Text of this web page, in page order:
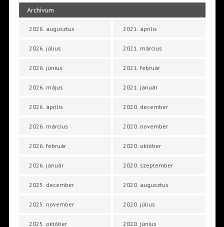
Archívum
2026. augusztus
2026. július
2026. június
2026. május
2026. április
2026. március
2026. február
2026. január
2025. december
2025. november
2025. október
2021. április
2021. március
2021. február
2021. január
2020. december
2020. november
2020. október
2020. szeptember
2020. augusztus
2020. július
2020. június